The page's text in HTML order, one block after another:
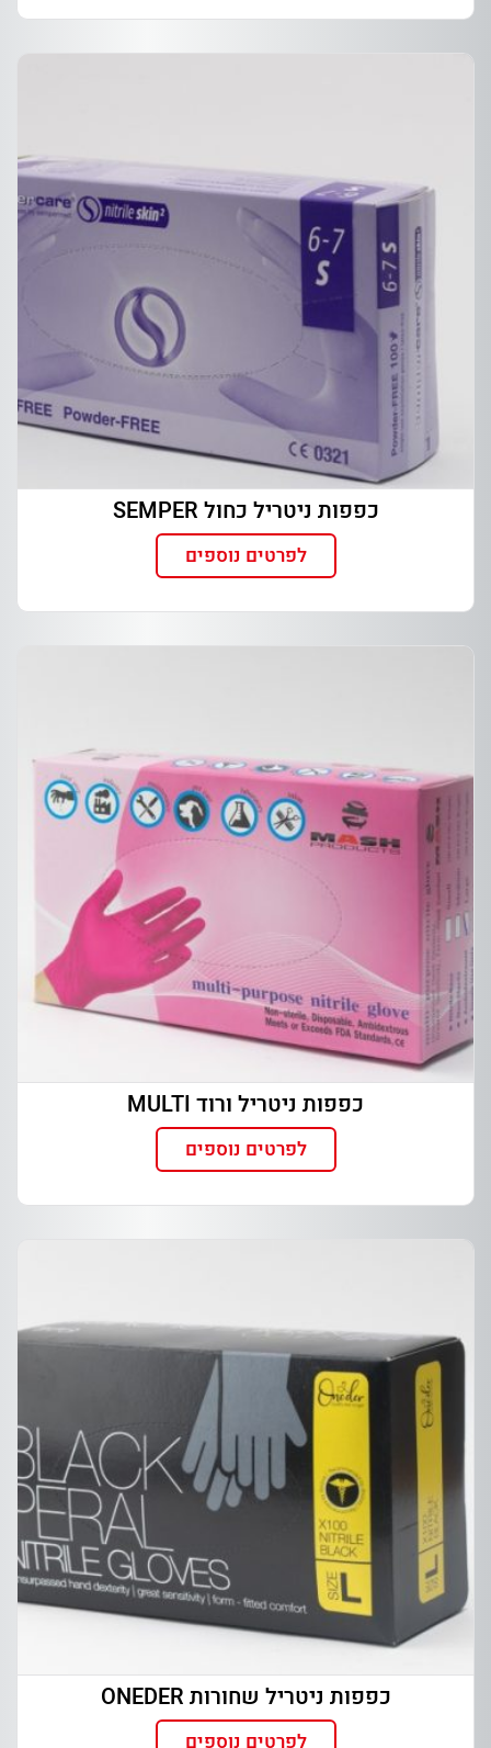
כפפות ניטריל כחול SEMPER
לפרטים נוספים
כפפות ניטריל ורוד MULTI
לפרטים נוספים
כפפות ניטריל שחורות ONEDER
לפרטים נוספים